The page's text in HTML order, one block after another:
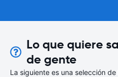
Lo que quiere
de gente
La siguiente es una selección